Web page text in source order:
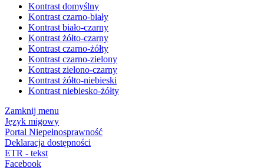
Kontrast domyślny
Kontrast czarno-biały
Kontrast biało-czarny
Kontrast żółto-czarny
Kontrast czarno-żółty
Kontrast czarno-zielony
Kontrast zielono-czarny
Kontrast żółto-niebieski
Kontrast niebiesko-żółty
Zamknij menu
Język migowy
Portal Niepełnosprawność
Deklaracja dostępności
ETR - tekst
Facebook